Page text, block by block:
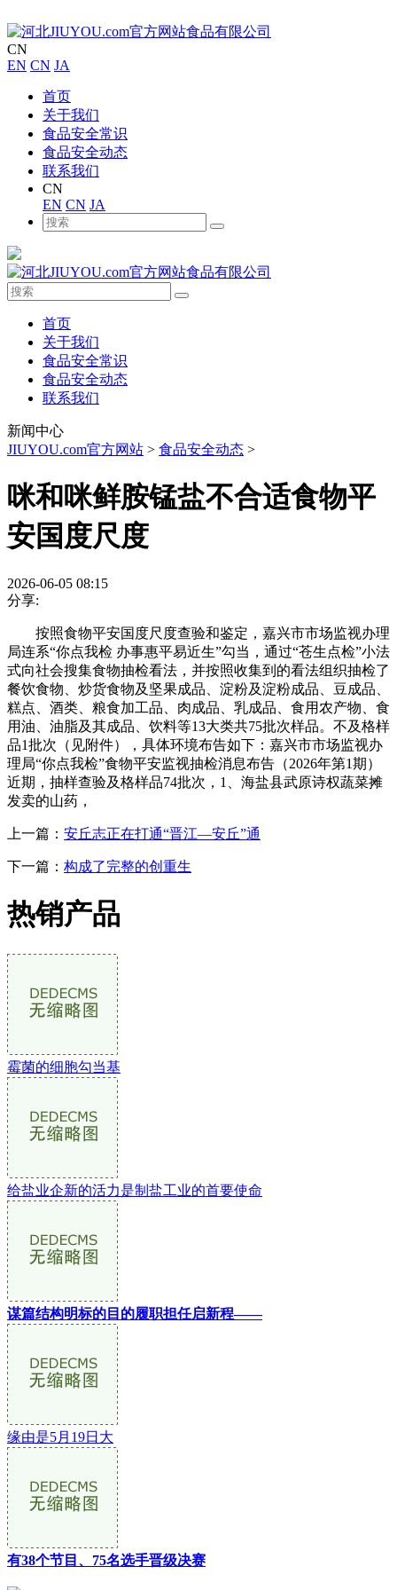
CN
EN CN JA
首页
关于我们
食品安全常识
食品安全动态
联系我们
CN
EN CN JA
首页
关于我们
食品安全常识
食品安全动态
联系我们
新闻中心
JIUYOU.com官方网站 > 食品安全动态 >
咪和咪鲜胺锰盐不合适食物平
安国度尺度
2026-06-05 08:15
分享:
按照食物平安国度尺度查验和鉴定，嘉兴市市场监视办理
局连系“你点我检 办事惠平易近生”勾当，通过“苍生点检”小法
式向社会搜集食物抽检看法，并按照收集到的看法组织抽检了
餐饮食物、炒货食物及坚果成品、淀粉及淀粉成品、豆成品、
糕点、酒类、粮食加工品、肉成品、乳成品、食用农产物、食
用油、油脂及其成品、饮料等13大类共75批次样品。不及格样
品1批次（见附件），具体环境布告如下：嘉兴市市场监视办
理局“你点我检”食物平安监视抽检消息布告（2026年第1期）
近期，抽样查验及格样品74批次，1、海盐县武原诗权蔬菜摊
发卖的山药，
上一篇： 安丘志正在打通“晋江—安丘”通
下一篇： 构成了完整的创重生
热销产品
霉菌的细胞勾当基
给盐业企新的活力是制盐工业的首要使命
谋篇结构明标的目的履职担任启新程——
缘由是5月19日大
有38个节目、75名选手晋级决赛